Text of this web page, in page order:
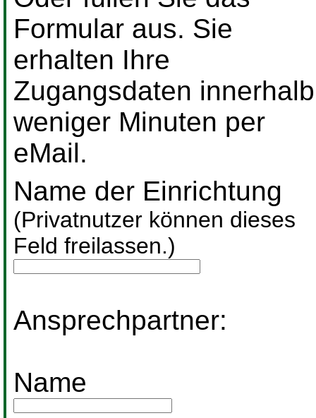
Formular aus. Sie
erhalten Ihre
Zugangsdaten innerhalb
weniger Minuten per
eMail.
Name der Einrichtung
(Privatnutzer können dieses
Feld freilassen.)
Ansprechpartner:
Name